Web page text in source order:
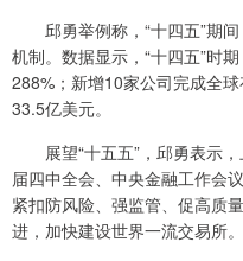
邱勇举例称，“十四五”期间
机制。数据显示，“十四五”时
288%；新增10家公司完成全
33.5亿美元。
展望“十五五”，邱勇表示，
届四中全会、中央金融工作会
紧扣防风险、强监管、促高质
进，加快建设世界一流交易所。